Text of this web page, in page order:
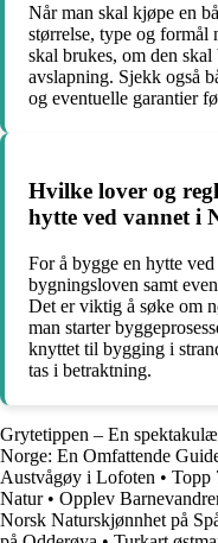
Når man skal kjøpe en
størrelse, type og formål
skal brukes, om den
avslapning. Sjekk også
og eventuelle garantier
Hvilke lover og
hytte ved vannet i
For å bygge en hytte
bygningsloven samt
Det er viktig å søke om
man starter
knyttet til bygging i
tas i betraktning.
Grytetippen – En
Norge: En Omfattende
Austvågøy i Lofoten • Topp
Natur• Opplev
Norsk Naturskjønnhet på